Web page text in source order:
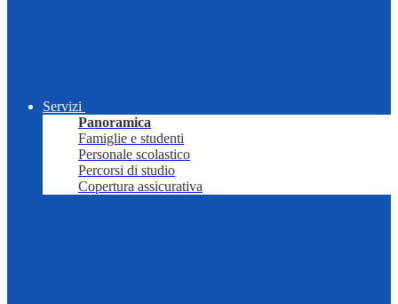
Servizi
Panoramica
Famiglie e studenti
Personale scolastico
Percorsi di studio
Copertura assicurativa